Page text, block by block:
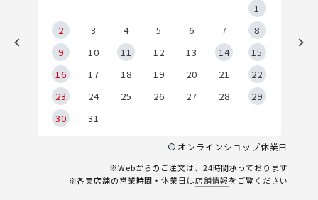
1
2
3 4 5 6 7
8
9
10 11 12 13 14
15
16
17 18 19 20 21
22
23
24 25 26 27 28
29
30
31
オンラインショップ休業日
※Webからのご注文は、24時間承っております
※各実店舗の営業時間・休業日は店舗情報をご覧ください